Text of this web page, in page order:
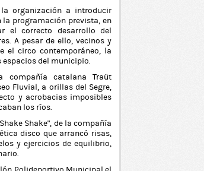
organización a introducir
la programación prevista, en
el correcto desarrollo del
A pesar de ello, vecinos y
el circo contemporáneo, la
del municipio.
compañía catalana Traüt
Fluvial, a orillas del Segre,
y acrobacias imposibles
los ríos.
Shake”, de la compañía
disco que arrancó risas,
y ejercicios de equilibrio,